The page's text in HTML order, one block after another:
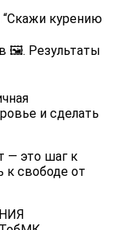
курению
🖼️. Результаты
и сделать
— это шаг к
к свободе от